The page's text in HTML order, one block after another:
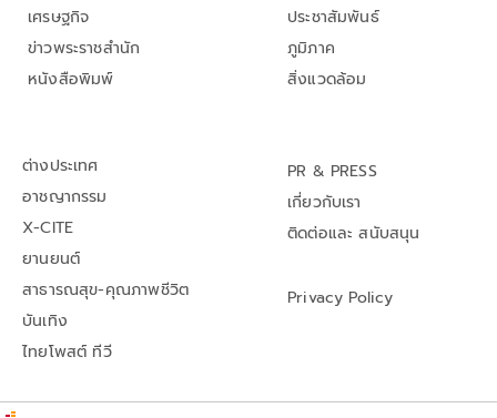
เศรษฐกิจ
ข่าวพระราชสำนัก
หนังสือพิมพ์
ประชาสัมพันธ์
ภูมิภาค
สิ่งแวดล้อม
ต่างประเทศ
อาชญากรรม
X-CITE
ยานยนต์
สาธารณสุข-คุณภาพชีวิต
บันเทิง
ไทยโพสต์ ทีวี
PR & PRESS
เกี่ยวกับเรา
ติดต่อและ สนับสนุน
Privacy Policy